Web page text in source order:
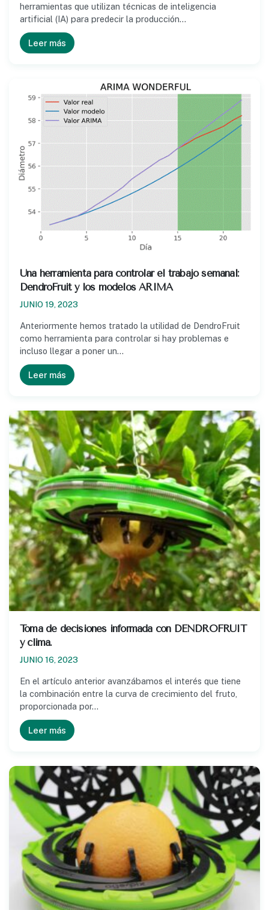
herramientas que utilizan técnicas de inteligencia
artificial (IA) para predecir la producción…
Leer más
Una herramienta para controlar el trabajo semanal:
DendroFruit y los modelos ARIMA
JUNIO 19, 2023
Anteriormente hemos tratado la utilidad de DendroFruit
como herramienta para controlar si hay problemas e
incluso llegar a poner un…
Leer más
Toma de decisiones informada con DENDROFRUIT
y clima.
JUNIO 16, 2023
En el artículo anterior avanzábamos el interés que tiene
la combinación entre la curva de crecimiento del fruto,
proporcionada por…
Leer más